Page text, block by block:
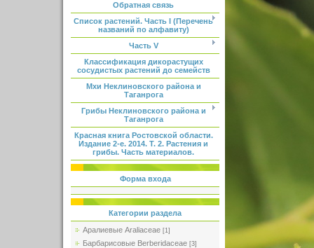
Обратная связь
Список растений. Часть I (Перечень
названий по алфавиту)
Часть V
Классификация дикорастущих
сосудистых растений до семейств
Мхи Неклиновского района и
Таганрога
Грибы Неклиновского района и
Таганрога
Красная книга Ростовской области.
Издание 2-е. 2014. Т. 2. Растения и
грибы. Часть материалов.
Форма входа
Категории раздела
Аралиевые Araliaceae [1]
Барбарисовые Berberidaceae [3]